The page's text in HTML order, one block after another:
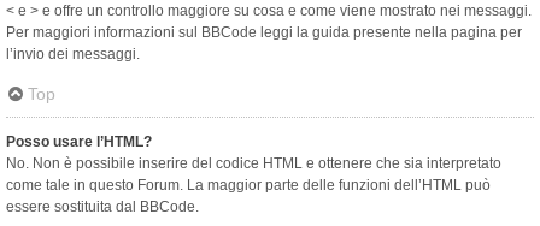
< e > e offre un controllo maggiore su cosa e come viene mostrato nei messaggi.
Per maggiori informazioni sul BBCode leggi la guida presente nella pagina per
l’invio dei messaggi.
Top
Posso usare l’HTML?
No. Non è possibile inserire del codice HTML e ottenere che sia interpretato
come tale in questo Forum. La maggior parte delle funzioni dell’HTML può
essere sostituita dal BBCode.